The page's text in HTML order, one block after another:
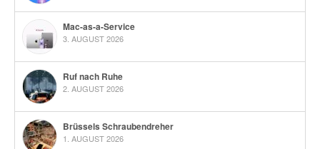
Mac-as-a-Service
3. AUGUST 2026
Ruf nach Ruhe
2. AUGUST 2026
Brüssels Schraubendreher
1. AUGUST 2026